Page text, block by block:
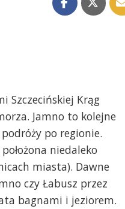
Szczecińskiej Krąg
Jamno to kolejne
po regionie.
niedaleko
miasta). Dawne
czy Łabusz przez
bagnami i jeziorem.